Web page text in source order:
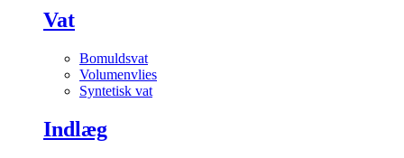
Vat
Bomuldsvat
Volumenvlies
Syntetisk vat
Indlæg